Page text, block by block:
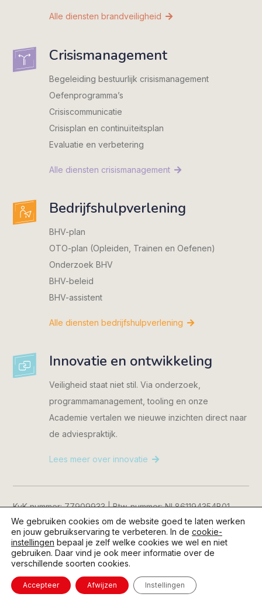
Alle diensten brandveiligheid
Crisismanagement
Begeleiding bestuurlijk crisismanagement
Oefenprogramma’s
Crisiscommunicatie
Crisisplan en continuïteitsplan
Evaluatie en verbetering
Alle diensten crisismanagement
Bedrijfshulpverlening
BHV-plan
OTO-plan (Opleiden, Trainen en Oefenen)
Onderzoek BHV
BHV-beleid
BHV-assistent
Alle diensten bedrijfshulpverlening
Innovatie en ontwikkeling
Veiligheid staat niet stil. Via onderzoek,
programmamanagement, tooling en onze
Academie vertalen we nieuwe inzichten direct naar
de adviespraktijk.
Lees meer over innovatie
KvK-nummer: 77909933 | Btw-nummer: NL861194354B01
Consent Manager|Cookiebeleid|Privacyverklaring|
Disclaimer
© 2026 Kijkopveiligheid.nl | Content en realisatie:
voor de Mond B.V.
We gebruiken cookies om de website goed te laten werken
en jouw gebruikservaring te verbeteren. In de cookie-
instellingen bepaal je zelf welke cookies we wel en niet
gebruiken. Daar vind je ook meer informatie over de
verschillende soorten cookies.
Accepteer Afwijzen Instellingen